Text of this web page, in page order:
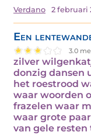
Verdano 2 februari
Een
3.0
zilver
donzig dansen
het roestrood
waar woorden
frazelen waar
waar grote
van gele